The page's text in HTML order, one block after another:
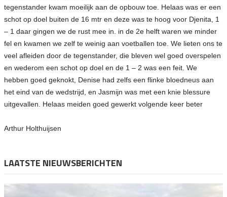
tegenstander kwam moeilijk aan de opbouw toe. Helaas was er een
schot op doel buiten de 16 mtr en deze was te hoog voor Djenita, 1
– 1 daar gingen we de rust mee in. in de 2e helft waren we minder
fel en kwamen we zelf te weinig aan voetballen toe. We lieten ons te
veel afleiden door de tegenstander, die bleven wel goed overspelen
en wederom een schot op doel en de 1 – 2 was een feit. We
hebben goed geknokt, Denise had zelfs een flinke bloedneus aan
het eind van de wedstrijd, en Jasmijn was met een knie blessure
uitgevallen. Helaas meiden goed gewerkt volgende keer beter
Arthur Holthuijsen
LAATSTE NIEUWSBERICHTEN